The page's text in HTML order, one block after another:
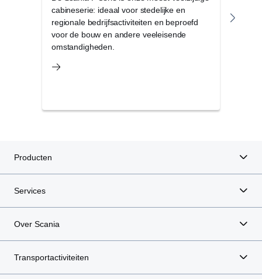
cabineserie: ideaal voor stedelijke en
regionale bedrijfsactiviteiten en beproefd
voor de bouw en andere veeleisende
omstandigheden.
Producten
Services
Over Scania
Transportactiviteiten